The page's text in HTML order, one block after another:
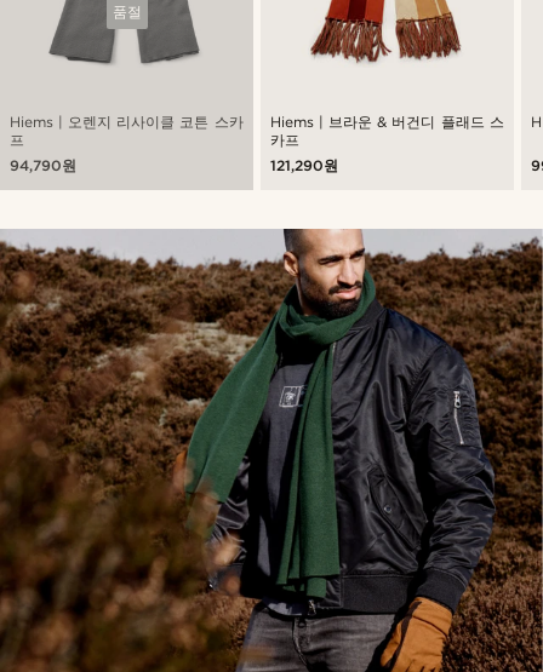
품절
Hiems | 오렌지 리사이클 코튼 스카
프
94,790원
Hiems | 브라운 & 버건디 플래드 스
카프
121,290원